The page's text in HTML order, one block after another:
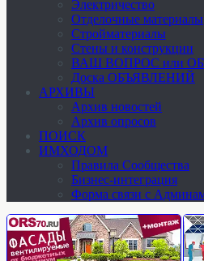
Электричество
Отделочные материалы
Стройматериалы
Стены и конструкции
ВАШ ВОПРОС или
Доска ОБЪЯВЛЕНИЙ
АРХИВЫ
Архив новостей
Архив опросов
ПОИСК
ИМХОДОМ
Правила Сообщества
Бизнес-интеграция
Форма связи с